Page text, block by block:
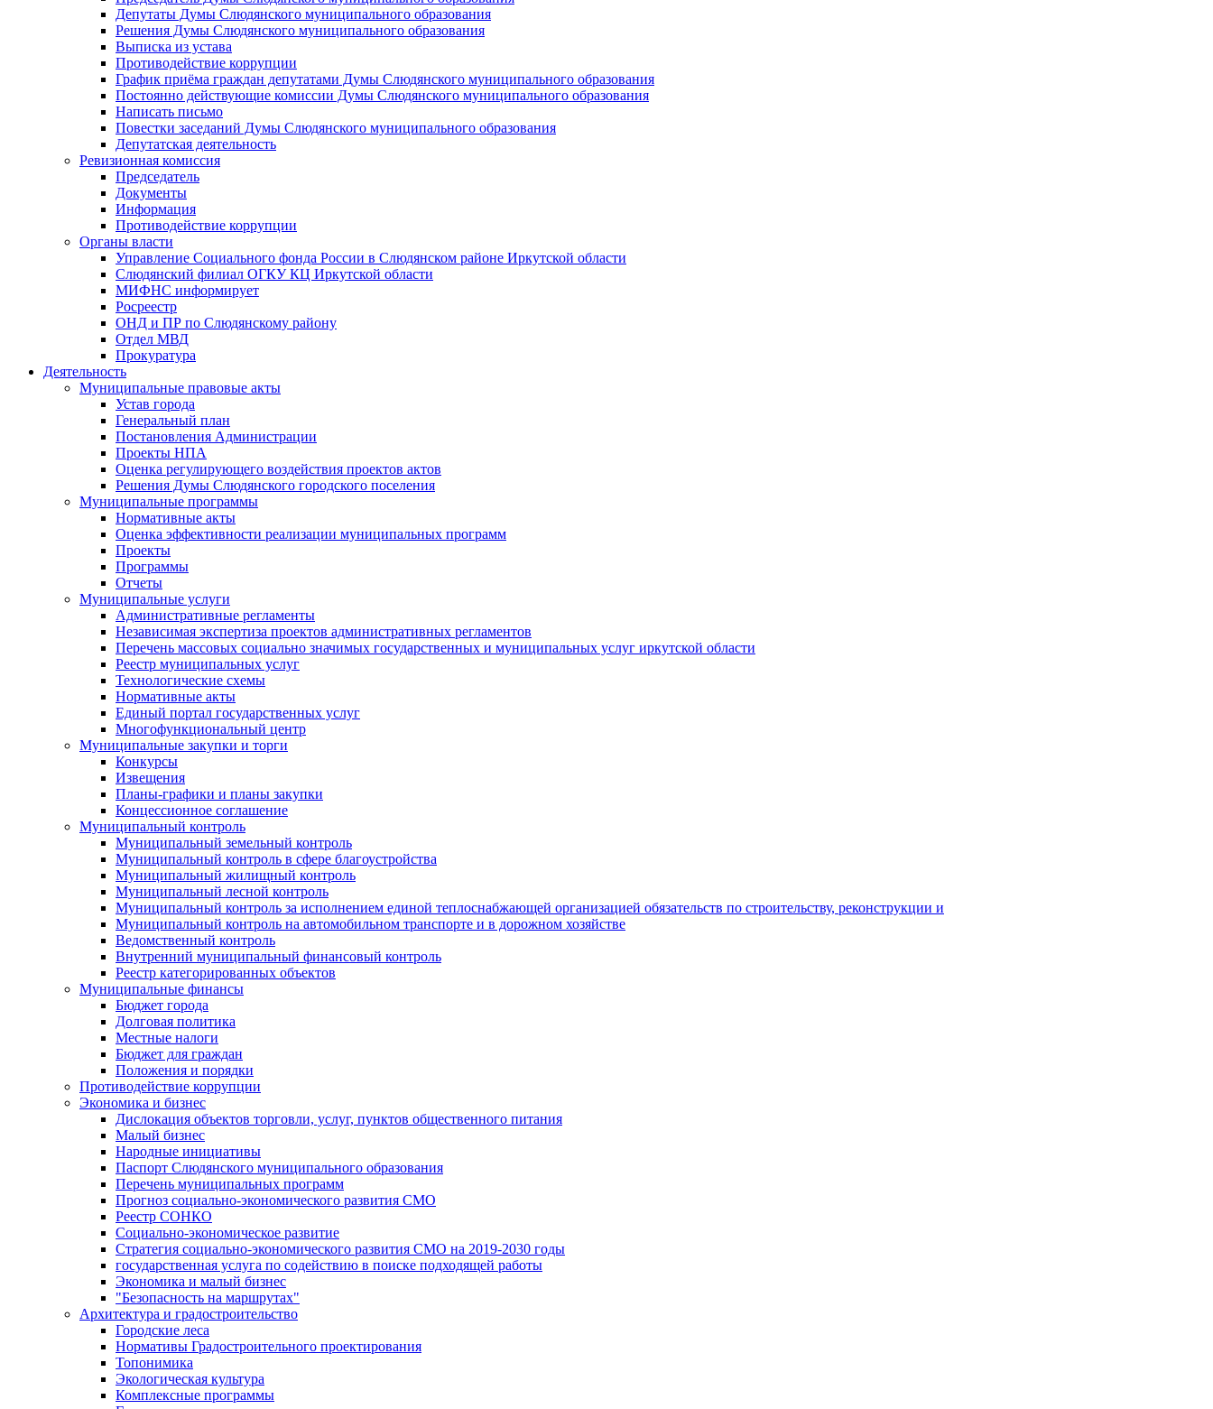
Депутаты Думы Слюдянского муниципального образования
Решения Думы Слюдянского муниципального образования
Выписка из устава
Противодействие коррупции
График приёма граждан депутатами Думы Слюдянского муниципального образования
Постоянно действующие комиссии Думы Слюдянского муниципального образования
Написать письмо
Повестки заседаний Думы Слюдянского муниципального образования
Депутатская деятельность
Ревизионная комиссия
Председатель
Документы
Информация
Противодействие коррупции
Органы власти
Управление Социального фонда России в Слюдянском районе Иркутской области
Слюдянский филиал ОГКУ КЦ Иркутской области
МИФНС информирует
Росреестр
ОНД и ПР по Слюдянскому району
Отдел МВД
Прокуратура
Деятельность
Муниципальные правовые акты
Устав города
Генеральный план
Постановления Администрации
Проекты НПА
Оценка регулирующего воздействия проектов актов
Решения Думы Слюдянского городского поселения
Муниципальные программы
Нормативные акты
Оценка эффективности реализации муниципальных программ
Проекты
Программы
Отчеты
Муниципальные услуги
Административные регламенты
Независимая экспертиза проектов административных регламентов
Перечень массовых социально значимых государственных и муниципальных услуг иркутской области
Реестр муниципальных услуг
Технологические схемы
Нормативные акты
Единый портал государственных услуг
Многофункциональный центр
Муниципальные закупки и торги
Конкурсы
Извещения
Планы-графики и планы закупки
Концессионное соглашение
Муниципальный контроль
Муниципальный земельный контроль
Муниципальный контроль в сфере благоустройства
Муниципальный жилищный контроль
Муниципальный лесной контроль
Муниципальный контроль за исполнением единой теплоснабжающей организацией обязательств по строительству, реконструкции и
Муниципальный контроль на автомобильном транспорте и в дорожном хозяйстве
Ведомственный контроль
Внутренний муниципальный финансовый контроль
Реестр категорированных объектов
Муниципальные финансы
Бюджет города
Долговая политика
Местные налоги
Бюджет для граждан
Положения и порядки
Противодействие коррупции
Экономика и бизнес
Дислокация объектов торговли, услуг, пунктов общественного питания
Малый бизнес
Народные инициативы
Паспорт Слюдянского муниципального образования
Перечень муниципальных программ
Прогноз социально-экономического развития СМО
Реестр СОНКО
Социально-экономическое развитие
Стратегия социально-экономического развития СМО на 2019-2030 годы
государственная услуга по содействию в поиске подходящей работы
Экономика и малый бизнес
"Безопасность на маршрутах"
Архитектура и градостроительство
Городские леса
Нормативы Градостроительного проектирования
Топонимика
Экологическая культура
Комплексные программы